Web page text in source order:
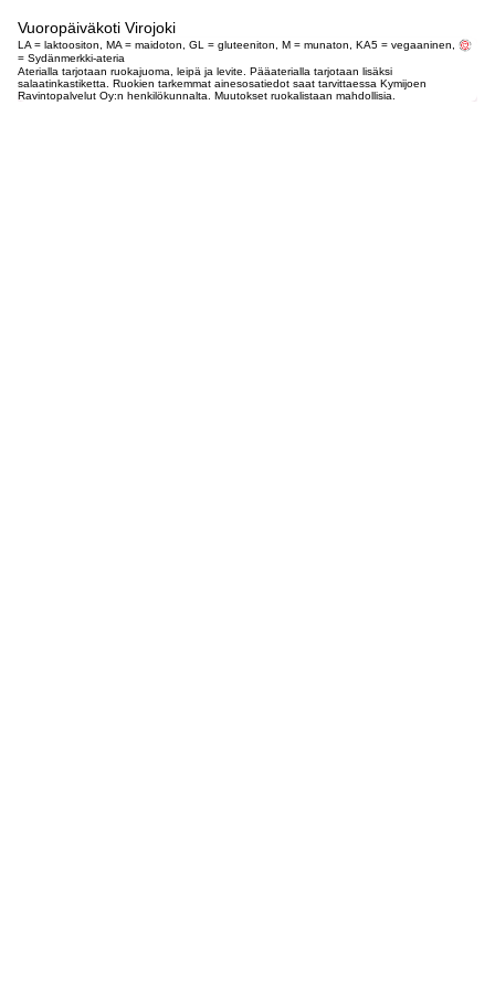
Vuoropäiväkoti Virojoki
LA = laktoositon, MA = maidoton, GL = gluteeniton, M = munaton, KA5 = vegaaninen,
= Sydänmerkki-ateria
Aterialla tarjotaan ruokajuoma, leipä ja levite. Pääaterialla tarjotaan lisäksi
salaatinkastiketta. Ruokien tarkemmat ainesosatiedot saat tarvittaessa Kymijoen
Ravintopalvelut Oy:n henkilökunnalta. Muutokset ruokalistaan mahdollisia.